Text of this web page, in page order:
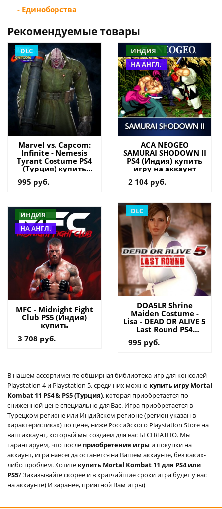
- Единоборства
Рекомендуемые товары
DLC
Marvel vs. Capcom:
Infinite - Nemesis
Tyrant Costume PS4
(Турция) купить
дополнение на
аккаунт
995 руб.
ИНДИЯ
НА АНГЛ.
ACA NEOGEO
SAMURAI SHODOWN II
PS4 (Индия) купить
игру на аккаунт
2 104 руб.
ИНДИЯ
НА АНГЛ.
MFC - Midnight Fight
Club PS5 (Индия)
купить
3 708 руб.
DLC
DOA5LR Shrine
Maiden Costume -
Lisa - DEAD OR ALIVE 5
Last Round PS4
(Турция) купить
дополнение на
995 руб.
В нашем ассортименте обширная библиотека игр для консолей
Playstation 4 и Playstation 5, среди них можно купить игру Mortal
Kombat 11 PS4 & PS5 (Турция), которая приобретается по
сниженной цене специально для Вас. Игра приобретается в
Турецком регионе или Индийском регионе (регион указан в
характеристиках) по цене, ниже Российского Playstation Store на
ваш аккаунт, который мы создаем для вас БЕСПЛАТНО. Мы
гарантируем, что после приобретения игры и покупки на
аккаунт, игра навсегда останется на Вашем аккаунте, без каких-
либо проблем. Хотите купить Mortal Kombat 11 для PS4 или
PS5? Заказывайте скорее и в кратчайшие сроки игра будет у вас
на аккаунте) И заранее, приятной Вам игры)